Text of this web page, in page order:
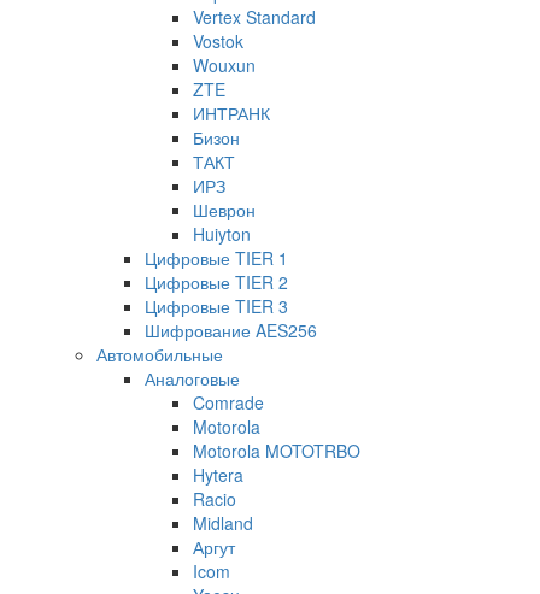
Vertex Standard
Vostok
Wouxun
ZTE
ИНТРАНК
Бизон
ТАКТ
ИРЗ
Шеврон
Huiyton
Цифровые TIER 1
Цифровые TIER 2
Цифровые TIER 3
Шифрование AES256
Автомобильные
Аналоговые
Comrade
Motorola
Motorola MOTOTRBO
Hytera
Racio
Midland
Аргут
Icom